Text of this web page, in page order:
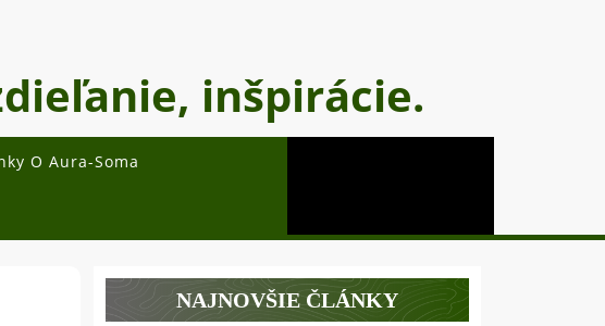
inšpirácie.
O Aura-Soma
NAJNOVŠIE ČLÁNKY